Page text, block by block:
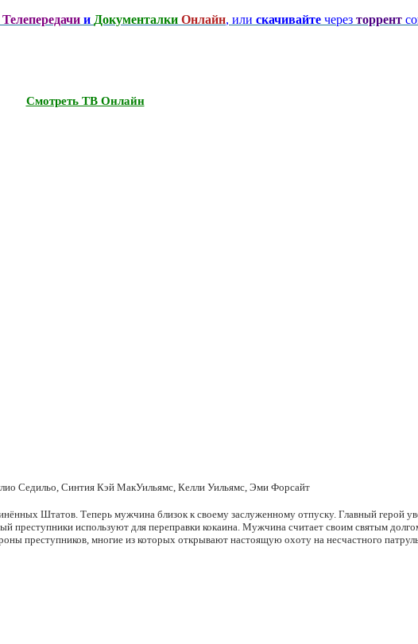
Телепередачи и Документалки Онлайн, или скачивайте через торрент
Смотреть ТВ Онлайн
Седильо, Синтия Кэй МакУильямс, Келли Уильямс, Эми Форсайт
Штатов. Теперь мужчина близок к своему заслуженному отпуску. Главный герой
используют для переправки кокаина. Мужчина считает своим святым
преступников, многие из которых открывают настоящую охоту на несчастного